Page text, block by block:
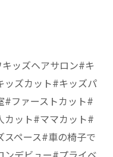
キッズヘアサロン#キ
ッズカット#キッズパ
#ファーストカット#
カット#ママカット#
ペース#車の椅子で